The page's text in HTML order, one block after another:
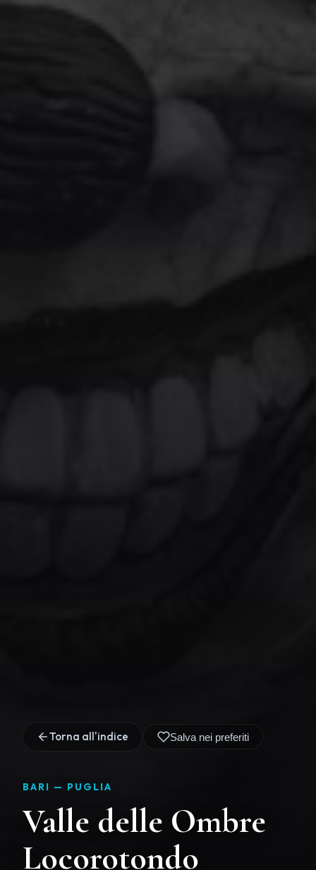
Torna all'indice Salva nei preferiti
BARI — PUGLIA
Valle delle Ombre
Locorotondo